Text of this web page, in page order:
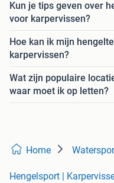
Kun je tips geven over
voor karpervissen?
Hoe kan ik mijn
karpervissen?
Wat zijn populaire
waar moet ik op letten?
Home
Hengelsport |